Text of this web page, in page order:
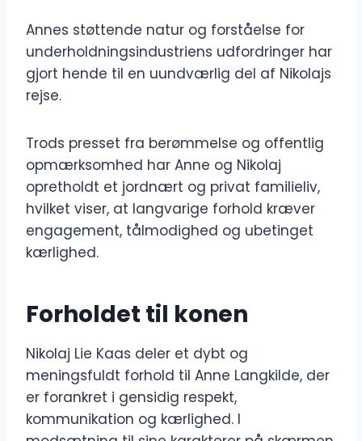
Annes støttende natur og forståelse for
underholdningsindustriens udfordringer har
gjort hende til en uundværlig del af Nikolajs
rejse.
Trods presset fra berømmelse og offentlig
opmærksomhed har Anne og Nikolaj
opretholdt et jordnært og privat familieliv,
hvilket viser, at langvarige forhold kræver
engagement, tålmodighed og ubetinget
kærlighed.
Forholdet til konen
Nikolaj Lie Kaas deler et dybt og
meningsfuldt forhold til Anne Langkilde, der
er forankret i gensidig respekt,
kommunikation og kærlighed. I